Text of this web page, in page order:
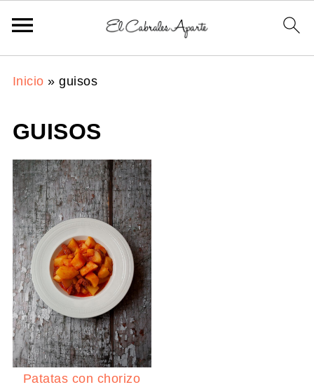
Inicio »guisos
GUISOS
Patatas con chorizo